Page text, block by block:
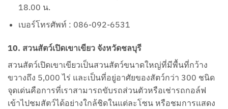
18.00 น.
เบอร์โทรศัพท์ : 086-092-6531
10. สวนสัตว์เปิดเขาเขียว จังหวัดชลบุรี
สวนสัตว์เปิดเขาเขียวเป็นสวนสัตว์ขนาดใหญ่ที่มีพื้นที่กว้าง
ขวางถึง 5,000 ไร่ และเป็นที่อยู่อาศัยของสัตว์กว่า 300 ชนิด
จุดเด่นคือการที่เราสามารถขับรถส่วนตัวหรือเช่ารถกอล์ฟ
เข้าไปชมสัตว์ได้อย่างใกล้ชิดในแต่ละโซน หรือชมการแสดง